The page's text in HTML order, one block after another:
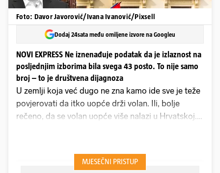
Foto: Davor Javorović/Ivana Ivanović/Pixsell
Dodaj 24sata među omiljene izvore na Googleu
NOVI EXPRESS Ne iznenađuje podatak da je izlaznost na
posljednjim izborima bila svega 43 posto. To nije samo
broj – to je društvena dijagnoza
U zemlji koja već dugo ne zna kamo ide sve je teže
povjerovati da itko uopće drži volan. Ili, bolje
rečeno, da se volan uopće više nalazi u Hrvatskoj.
odgovornosti – poricanje. Umjesto dijaloga –
šaptanje u echo chamberima. Institucije su se